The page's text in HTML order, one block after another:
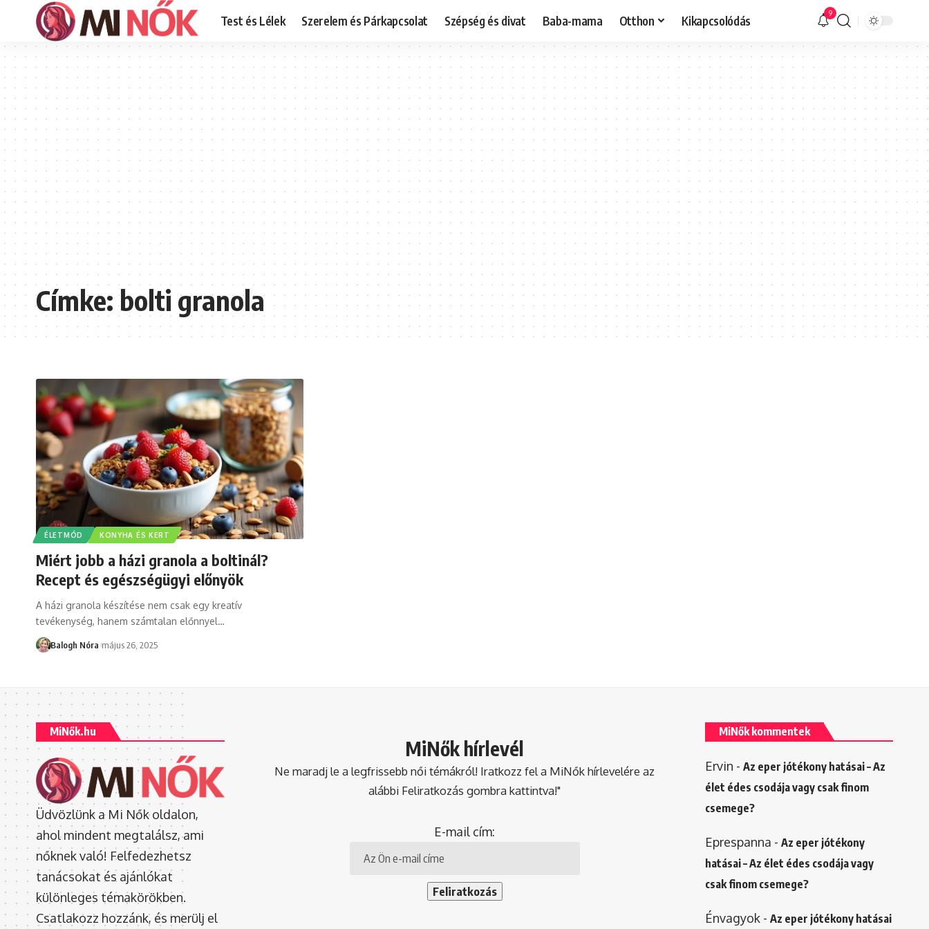
Test és Lélek Szerelem és Párkapcsolat Szépség és divat Baba-mama Otthon Kikapcsolódás 9
Címke:bolti granola
ÉLETMÓD KONYHA ÉS KERT
Miért jobb a házi granola a boltinál?
Recept és egészségügyi előnyök
A házi granola készítése nem csak egy kreatív
tevékenység, hanem számtalan előnnyel…
Balogh Nóra május 26, 2025
MiNők.hu
Üdvözlünk a Mi Nők oldalon,
ahol mindent megtalálsz, ami
nőknek való! Felfedezhetsz
tanácsokat és ajánlókat
különleges témakörökben.
Csatlakozz hozzánk, és merülj el
MiNők hírlevél
Ne maradj le a legfrissebb női témákról! Iratkozz fel a MiNők hírlevelére az
alábbi Feliratkozás gombra kattintva!"
E-mail cím:
MiNők kommentek
Ervin - Az eper jótékony hatásai – Az
élet édes csodája vagy csak finom
csemege?
Eprespanna - Az eper jótékony
hatásai – Az élet édes csodája vagy
csak finom csemege?
Énvagyok- Az eper jótékony hatásai